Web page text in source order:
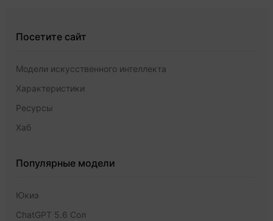
Посетите сайт
Модели искусственного интеллекта
Характеристики
Ресурсы
Хаб
Популярные модели
Юкиэ
ChatGPT 5.6 Сол